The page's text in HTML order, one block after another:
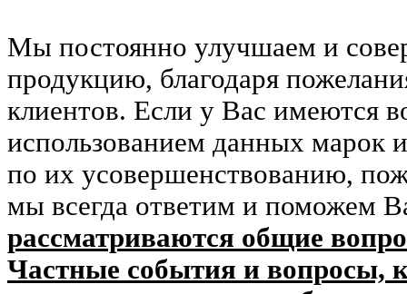
Мы постоянно улучшаем и
продукцию, благодаря
клиентов. Если у Вас имеются
использованием данных марок
по их усовершенствованию,
мы всегда ответим и поможем
рассматриваются общие
Частные события и вопросы,